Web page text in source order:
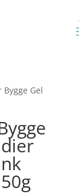
Bygge Gel